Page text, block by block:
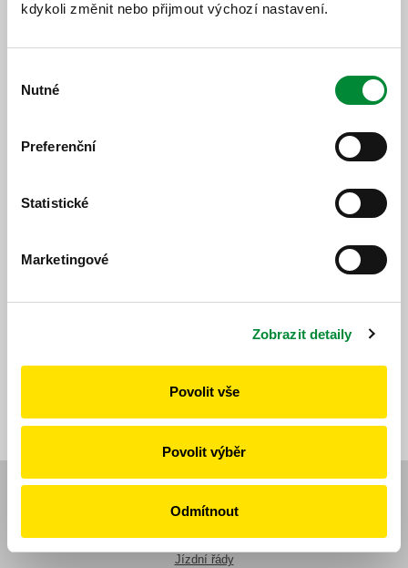
kdykoli změnit nebo přijmout výchozí nastavení.
souhlasu
Nutné
Preferenční
Statistické
Marketingové
Zobrazit detaily
Povolit vše
Povolit výběr
Odmítnout
Od 16. 09. 2025 bude platit nový jízdní řád.
change=8888&line=419
Navigace
Novinky
Jízdní řády